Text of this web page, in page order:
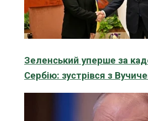
Зеленський уперше за
Сербію: зустрівся з